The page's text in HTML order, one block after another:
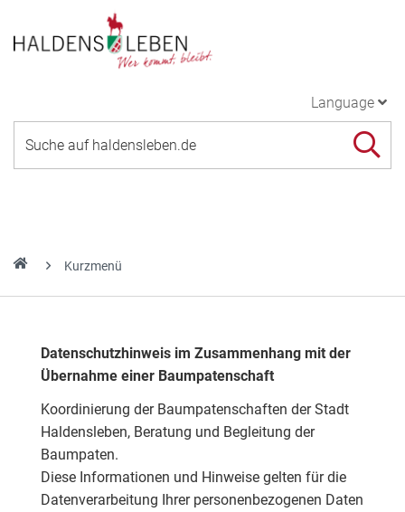
Language
Kurzmenü
Datenschutzhinweis im Zusammenhang mit der
Übernahme einer Baumpatenschaft
Koordinierung der Baumpatenschaften der Stadt
Haldensleben, Beratung und Begleitung der
Baumpaten.
Diese Informationen und Hinweise gelten für die
Datenverarbeitung Ihrer personenbezogenen Daten